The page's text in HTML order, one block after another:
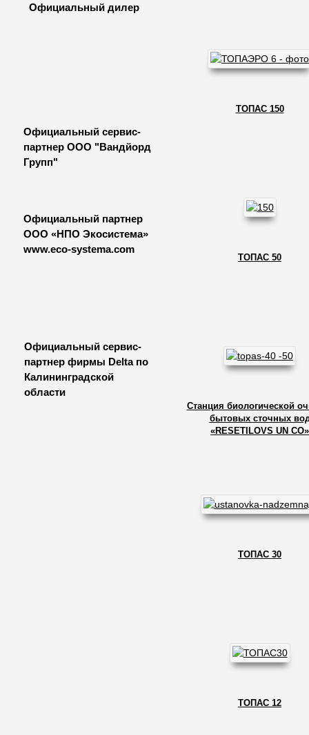
Официальный дилер
Официальный сервис-
партнер ООО "Вандйорд
Групп"
Официальный партнер
ООО «НПО Экосистема»
www.eco-systema.com
Официальный сервис-
партнер фирмы Delta по
Калининградской
области
ТОПАС 150
ТОПАС 50
Станция биологической
бытовых сточных
«RESETILOVS UN CO»
ТОПАС 30
ТОПАС 12